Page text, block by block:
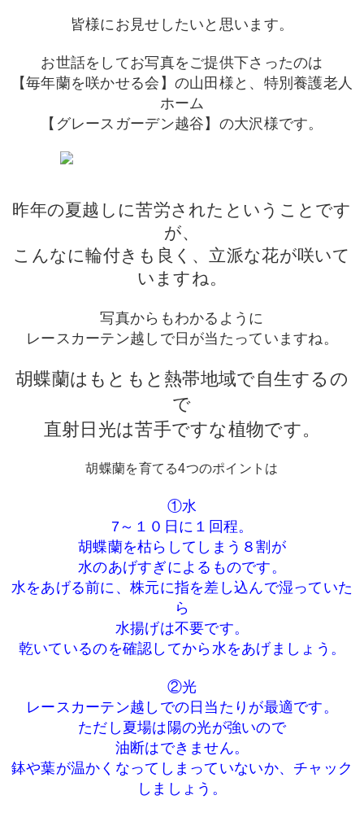
皆様にお見せしたいと思います。
お世話をしてお写真をご提供下さったのは
【毎年蘭を咲かせる会】の山田様と、特別養護老人
ホーム
【グレースガーデン越谷】の大沢様です。
昨年の夏越しに苦労されたということです
が、
こんなに輪付きも良く、立派な花が咲いて
いますね。
写真からもわかるように
レースカーテン越しで日が当たっていますね。
胡蝶蘭はもともと熱帯地域で自生するの
で
直射日光は苦手ですな植物です。
胡蝶蘭を育てる4つのポイントは
①水
7～１０日に１回程。
胡蝶蘭を枯らしてしまう８割が
水のあげすぎによるものです。
水をあげる前に、株元に指を差し込んで湿っていた
ら
水揚げは不要です。
乾いているのを確認してから水をあげましょう。
②光
レースカーテン越しでの日当たりが最適です。
ただし夏場は陽の光が強いので
油断はできません。
鉢や葉が温かくなってしまっていないか、チャック
しましょう。